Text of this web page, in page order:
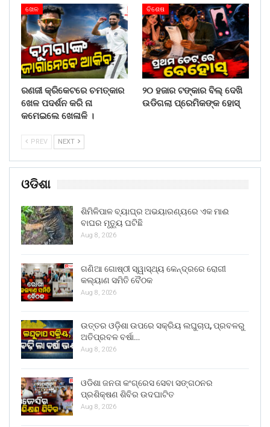
ଖେଳ
ରଣଜୀ କ୍ରିକେଟରେ ଚମତ୍କାର
ଖେଳ ପଦର୍ଶନ କରି ନା
କମେଇଲେ ଖେଳାଳି ।
ବିଶେଷ
୨୦ ହଜାର ଟଙ୍କାର ବିଲ୍ ଦେଖି
ଉଡିଗଲା ପ୍ରେମିକଙ୍କ ହୋସ୍
PREV NEXT
ଓଡିଶା
ଶିମିଳିପାଳ ବ୍ୟାଘ୍ର ଅଭୟାରଣ୍ୟରେ ଏକ ମାଈ
ବାଘର ମୃତ୍ୟୁ ଘଟିଛି
Aug 8, 2026
ଗଣିଆ ଗୋଷ୍ଠୀ ସ୍ୱାସ୍ଥ୍ୟ କେନ୍ଦ୍ରରେ ରୋଗୀ
କଲ୍ୟାଣ ସମିତି ବୈଠକ
Aug 8, 2026
ଉତ୍ତର ଓଡ଼ିଶା ଉପରେ ସକ୍ରିୟ ଲଘୁଚାପ, ପ୍ରବଳରୁ
ଅତିପ୍ରବଳ ବର୍ଷା…
Aug 8, 2026
ଓଡିଶା ଜନତା କଂଗ୍ରେସ ସେବା ସଙ୍ଗଠନର
ପ୍ରଶିକ୍ଷଣ ଶିବିର ଉଦଘାଟିତ
Aug 8, 2026